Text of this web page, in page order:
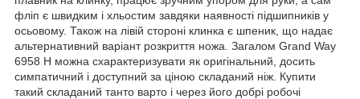
фліп є швидким і хльостим завдяки наявності підшипників у
осьовому. Також на лівій стороні клинка є шпеник, що надає
альтернативний варіант розкриття ножа. Загалом Grand Way
6958 H можна схарактеризувати як оригінальний, досить
симпатичний і доступний за ціною складаний ніж. Купити
такий складаний танто варто і через його добрі робочі